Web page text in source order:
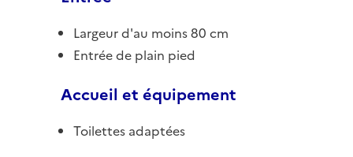
Largeur d'au moins 80 cm
Entrée de plain pied
Accueil et équipement
Toilettes adaptées